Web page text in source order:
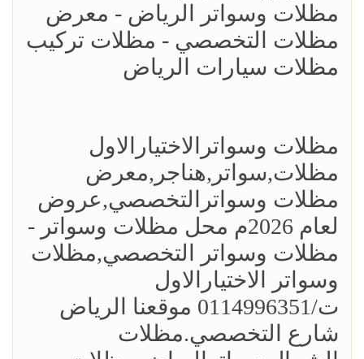
مظلات وسواتر الرياض - معرض
مظلات التخصصي - مظلات تركيب
مظلات سيارات الرياض
مظلات وسواترالاختيارالاول
مظلات,سواتر,هناجر,معرض
مظلات وسواترالتخصصي,عروض
لعام 2026م محل مظلات وسواتر -
مظلات وسواتر التخصصي,مظلات
وسواتر الاختيارالاول
ت/0114996351 موقعنا الرياض
شارع التخصصي.مظلات